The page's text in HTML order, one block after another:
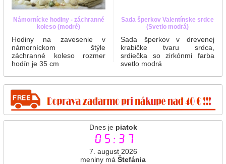
Dnes je piatok
05:37
7. august 2026
meniny má Štefánia
Námornícke hodiny - záchranné
koleso (modré)
Hodiny na zavesenie v
námorníckom štýle
záchranné koleso rozmer
hodín je 35 cm
Sada šperkov Valentínske srdce
(Svetlo modrá)
Sada šperkov v drevenej
krabičke tvaru srdca,
srdiečka so zirkónmi farba
svetlo modrá